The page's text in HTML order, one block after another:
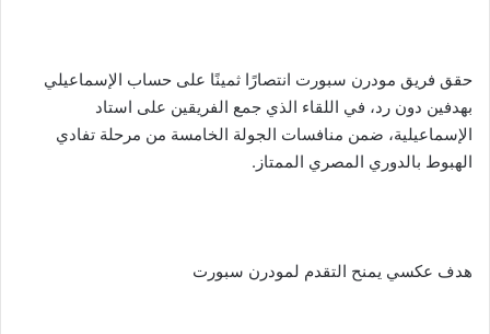
حقق فريق مودرن سبورت انتصارًا ثمينًا على حساب الإسماعيلي
بهدفين دون رد، في اللقاء الذي جمع الفريقين على استاد
الإسماعيلية، ضمن منافسات الجولة الخامسة من مرحلة تفادي
الهبوط بالدوري المصري الممتاز.
هدف عكسي يمنح التقدم لمودرن سبورت